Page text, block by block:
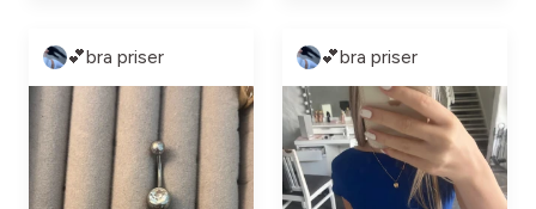
💕bra priser 💕bra priser